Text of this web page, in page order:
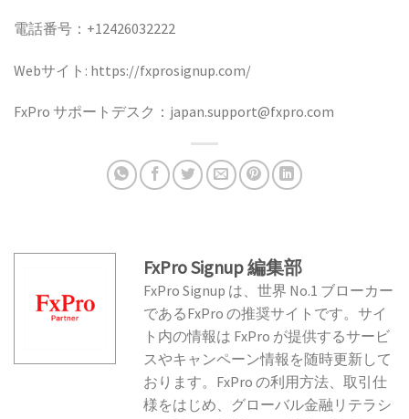
電話番号：+12426032222
Webサイト: https://fxprosignup.com/
FxPro サポートデスク：japan.support@fxpro.com
FxPro Signup 編集部
FxPro Signup は、世界 No.1 ブローカー
であるFxPro の推奨サイトです。サイ
ト内の情報は FxPro が提供するサービ
スやキャンペーン情報を随時更新して
おります。FxPro の利用方法、取引仕
様をはじめ、グローバル金融リテラシ